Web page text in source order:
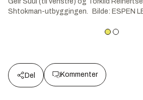
Shtokman-utbyggingen.
Bilde: ESPEN
Del Kommenter